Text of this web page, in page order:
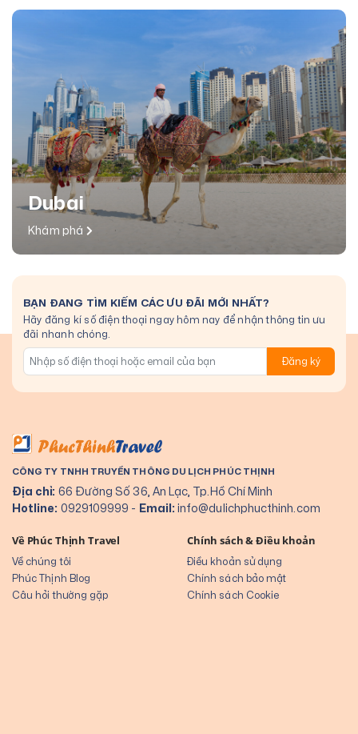
Dubai
Khám phá
BẠN ĐANG TÌM KIẾM CÁC ƯU ĐÃI MỚI NHẤT?
Hãy đăng kí số điện thoại ngay hôm nay để nhận thông tin ưu
đãi nhanh chóng.
Đăng ký
CÔNG TY TNHH TRUYỀN THÔNG DU LỊCH PHÚC THỊNH
Địa chỉ: 66 Đường Số 36, An Lạc, Tp.Hồ Chí Minh
Hotline: 0929109999 - Email:info@dulichphucthinh.com
Về Phúc Thịnh Travel
Về chúng tôi
Phúc Thịnh Blog
Câu hỏi thường gặp
Chính sách & Điều khoản
Điều khoản sử dụng
Chính sách bảo mật
Chính sách Cookie